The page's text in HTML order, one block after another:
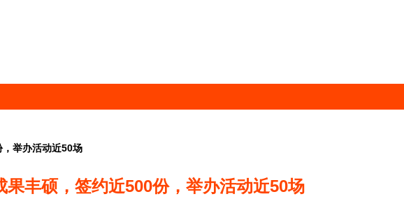
举办活动近50场
丰硕，签约近500份，举办活动近50场